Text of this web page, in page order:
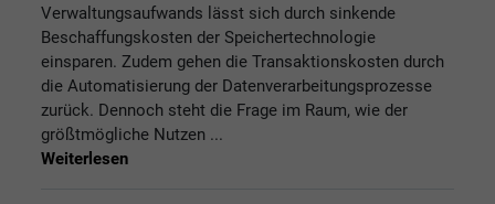
Verwaltungsaufwands lässt sich durch sinkende
Beschaffungskosten der Speichertechnologie
einsparen. Zudem gehen die Transaktionskosten durch
die Automatisierung der Datenverarbeitungsprozesse
zurück. Dennoch steht die Frage im Raum, wie der
größtmögliche Nutzen ...
Weiterlesen